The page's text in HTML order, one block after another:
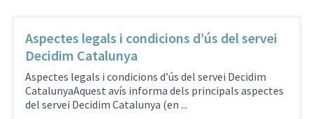
Aspectes legals i condicions d’ús del servei
Decidim Catalunya
Aspectes legals i condicions d’ús del servei Decidim
CatalunyaAquest avís informa dels principals aspectes
del servei Decidim Catalunya (en ...